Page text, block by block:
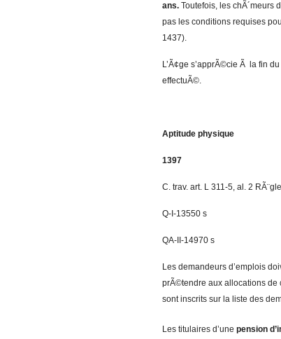
ans. Toutefois, les chÃ´meurs
pas les conditions requises
1437).
L’Ã¢ge s’apprÃ©cie Ã la fin
effectuÃ©.
Aptitude physique
1397
C. trav. art. L 311-5, al. 2
Q-I-13550 s
QA-II-14970 s
Les demandeurs d’emplois
prÃ©tendre aux allocations de
sont inscrits sur la liste des
Les titulaires d’une pension